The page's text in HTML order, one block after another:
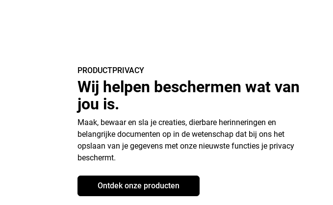
PRODUCTPRIVACY
Wij helpen beschermen wat van
jou is.
Maak, bewaar en sla je creaties, dierbare herinneringen en
belangrijke documenten op in de wetenschap dat bij ons het
opslaan van je gegevens met onze nieuwste functies je privacy
beschermt.
Ontdek onze producten